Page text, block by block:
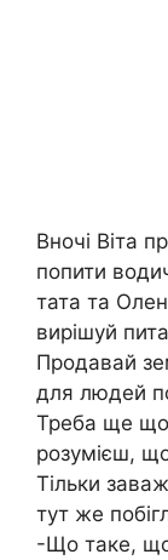
Вночі Віта
попити
тата та
вирішуй
Продавай
для людей
Треба ще
розумієш,
Тільки
тут же
-Що таке,